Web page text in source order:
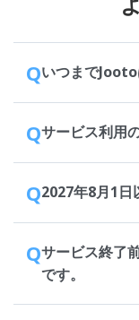
QいつまでJooto
Qサービス利用
Q2027年8月1日
Qサービス終了
です。